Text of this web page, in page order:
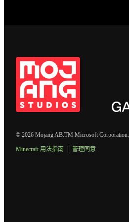
© 2026 Mojang AB.TM Microsoft Corporation.
Minecraft 用法指南 管理同意